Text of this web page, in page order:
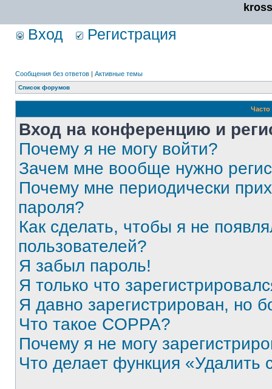
Вход Регистрация
Сообщения без ответов | Активные темы
Список форумов
Вход на конференцию и
Почему я не могу войти?
Зачем мне вообще нужно
Почему мне периодически
пароля?
Как сделать, чтобы я не
пользователей?
Я забыл пароль!
Я только что
Я давно зарегистрирован, но
Что такое COPPA?
Почему я не могу
Что делает функция «Удалить